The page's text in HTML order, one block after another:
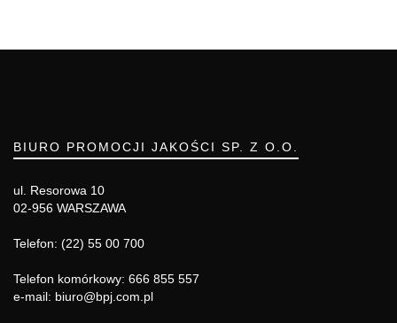
BIURO PROMOCJI JAKOŚCI SP. Z O.O.
ul. Resorowa 10
02-956 WARSZAWA
Telefon: (22) 55 00 700
Telefon komórkowy: 666 855 557
e-mail: biuro@bpj.com.pl